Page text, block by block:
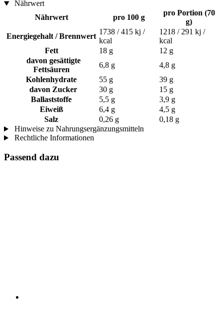
Nährwert
Nährwert
pro 100 g
pro Portion (70
g)
Energiegehalt / Brennwert
1738 / 415 kj /
kcal
1218 / 291 kj /
kcal
Fett
18 g
12 g
davon gesättigte
Fettsäuren
6,8 g
4,8 g
Kohlenhydrate
55 g
39 g
davon Zucker
30 g
15 g
Ballaststoffe
5,5 g
3,9 g
Eiweiß
6,4 g
4,5 g
Salz
0,26 g
0,18 g
Hinweise zu Nahrungsergänzungsmitteln
Rechtliche Informationen
Passend dazu